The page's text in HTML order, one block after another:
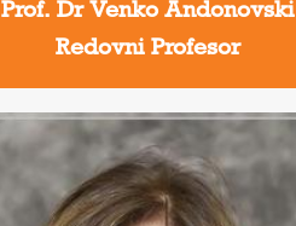
Prof. Dr Venko Andonovski
Redovni Profesor